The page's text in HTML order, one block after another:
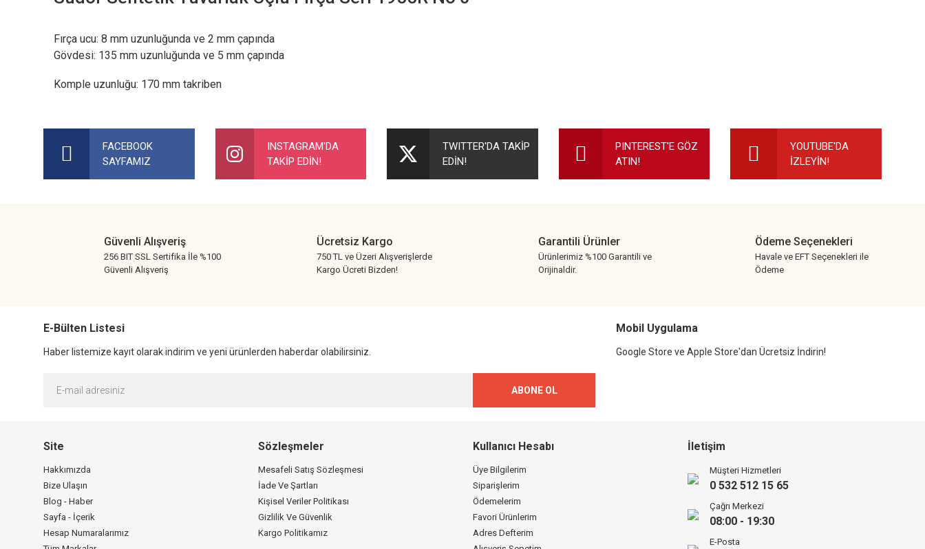
Fırça ucu: 8 mm uzunluğunda ve 2 mm çapında
Gövdesi: 135 mm uzunluğunda ve 5 mm çapında
Komple uzunluğu: 170 mm takriben
Bu ürüne ilk yorumu siz yapın!
Bu ürüne benzer farklı alternatifler olmalı.
FACEBOOK
SAYFAMIZ
INSTAGRAM'DA
TAKİP EDİN!
TWITTER'DA TAKİP
EDİN!
PINTEREST'E GÖZ
ATIN!
YOUTUBE'DA
İZLEYİN!
Güvenli Alışveriş
256 BIT SSL Sertifika İle %100
Güvenli Alışveriş
Ücretsiz Kargo
750 TL ve Üzeri Alışverişlerde
Kargo Ücreti Bizden!
Garantili Ürünler
Ürünlerimiz %100 Garantili ve
Orijinaldir.
Ödeme Seçenekleri
Havale ve EFT Seçenekleri ile
Ödeme
E-Bülten Listesi
Haber listemize kayıt olarak indirim ve yeni ürünlerden haberdar olabilirsiniz.
ABONE OL
Mobil Uygulama
Google Store ve Apple Store'dan Ücretsiz İndirin!
Site
Hakkımızda
Bize Ulaşın
Blog - Haber
Sayfa - İçerik
Hesap Numaralarımız
Sözleşmeler
Mesafeli Satış Sözleşmesi
İade Ve Şartları
Kişisel Veriler Politikası
Gizlilik Ve Güvenlik
Kargo Politikamız
Kullanıcı Hesabı
Üye Bilgilerim
Siparişlerim
Ödemelerim
Favori Ürünlerim
Adres Defterim
İletişim
Müşteri Hizmetleri
0 532 512 15 65
Çağrı Merkezi
08:00 - 19:30
E-Posta